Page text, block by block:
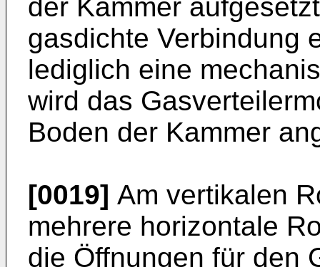
der Kammer
gasdichte Verbindung
lediglich eine
wird das
Boden der Kammer
[0019] Am vertikalen
mehrere horizontale
die Öffnungen für den